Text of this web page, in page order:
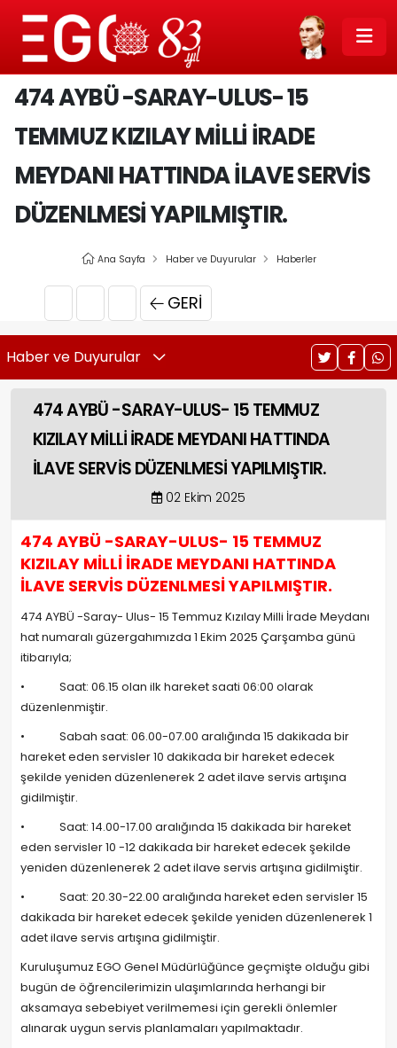
474 AYBÜ -SARAY-ULUS- 15
TEMMUZ KIZILAY MİLLİ İRADE
MEYDANI HATTINDA İLAVE SERVİS
DÜZENLMESİ YAPILMIŞTIR.
Ana Sayfa Haber ve Duyurular Haberler
GERI
Haber ve Duyurular
474 AYBÜ -SARAY-ULUS- 15 TEMMUZ
KIZILAY MİLLİ İRADE MEYDANI HATTINDA
İLAVE SERVİS DÜZENLMESİ YAPILMIŞTIR.
02 Ekim 2025
474 AYBÜ -SARAY-ULUS- 15 TEMMUZ
KIZILAY MİLLİ İRADE MEYDANI HATTINDA
İLAVE SERVİS DÜZENLMESİ YAPILMIŞTIR.
474 AYBÜ -Saray- Ulus- 15 Temmuz Kızılay Milli İrade Meydanı
hat numaralı güzergahımızda 1 Ekim 2025 Çarşamba günü
itibarıyla;
• Saat: 06.15 olan ilk hareket saati 06:00 olarak
düzenlenmiştir.
• Sabah saat: 06.00-07.00 aralığında 15 dakikada bir
hareket eden servisler 10 dakikada bir hareket edecek
şekilde yeniden düzenlenerek 2 adet ilave servis artışına
gidilmiştir.
• Saat: 14.00-17.00 aralığında 15 dakikada bir hareket
eden servisler 10 -12 dakikada bir hareket edecek şekilde
yeniden düzenlenerek 2 adet ilave servis artışına gidilmiştir.
• Saat: 20.30-22.00 aralığında hareket eden servisler 15
dakikada bir hareket edecek şekilde yeniden düzenlenerek 1
adet ilave servis artışına gidilmiştir.
Kuruluşumuz EGO Genel Müdürlüğünce geçmişte olduğu gibi
bugün de öğrencilerimizin ulaşımlarında herhangi bir
aksamaya sebebiyet verilmemesi için gerekli önlemler
alınarak uygun servis planlamaları yapılmaktadır.